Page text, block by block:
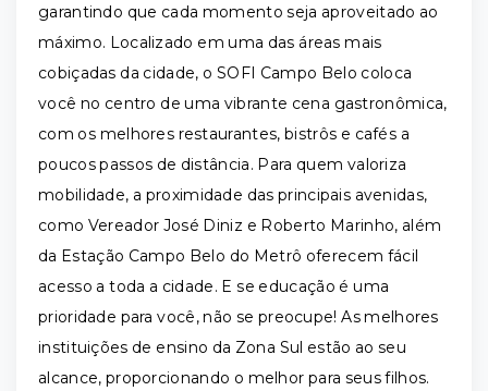
garantindo que cada momento seja aproveitado ao
máximo. Localizado em uma das áreas mais
cobiçadas da cidade, o SOFI Campo Belo coloca
você no centro de uma vibrante cena gastronômica,
com os melhores restaurantes, bistrôs e cafés a
poucos passos de distância. Para quem valoriza
mobilidade, a proximidade das principais avenidas,
como Vereador José Diniz e Roberto Marinho, além
da Estação Campo Belo do Metrô oferecem fácil
acesso a toda a cidade. E se educação é uma
prioridade para você, não se preocupe! As melhores
instituições de ensino da Zona Sul estão ao seu
alcance, proporcionando o melhor para seus filhos.